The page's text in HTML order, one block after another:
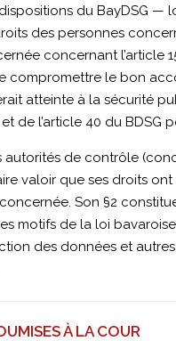
du BayDSG
des personnes
concernant
compromettre le bon
atteinte à la sécurité
de l’article 40 du
autorités de contrôle
valoir que ses droits
Son §2
motifs de la loi
des données et
À LA COUR